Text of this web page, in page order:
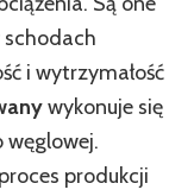
i wytrzymałość
wykonuje się
węglowej.
produkcji